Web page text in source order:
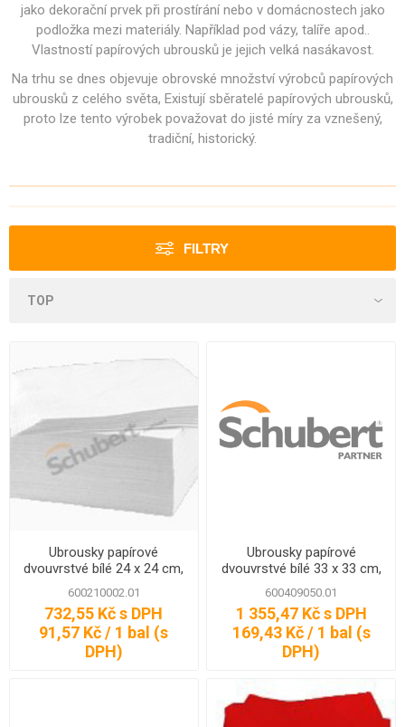
jako dekorační prvek při prostírání nebo v domácnostech jako
podložka mezi materiály. Například pod vázy, talíře apod..
Vlastností papírových ubrousků je jejich velká nasákavost.
Na trhu se dnes objevuje obrovské množství výrobců papírových
ubrousků z celého světa, Existují sběratelé papírových ubrousků,
proto lze tento výrobek považovat do jisté míry za vznešený,
tradiční, historický.
FILTRY
Ubrousky papírové
dvouvrstvé bílé 24 x 24 cm,
250 ks
600210002.01
732,55 Kč s DPH
91,57 Kč / 1 bal (s
DPH)
Ubrousky papírové
dvouvrstvé bílé 33 x 33 cm,
250 ks
600409050.01
1 355,47 Kč s DPH
169,43 Kč / 1 bal (s
DPH)